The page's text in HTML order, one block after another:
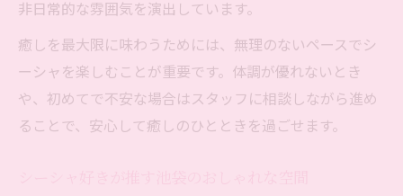
非日常的な雰囲気を演出しています。
癒しを最大限に味わうためには、無理のないペースでシ
ーシャを楽しむことが重要です。体調が優れないとき
や、初めてで不安な場合はスタッフに相談しながら進め
ることで、安心して癒しのひとときを過ごせます。